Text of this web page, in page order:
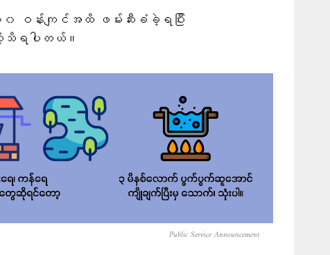
၀၀ ဝန်းကျင်အထိ ဖမ်းဆီးခံခဲ့ရပြီး
လို့သိရပါတယ်။
Public Service Announcement